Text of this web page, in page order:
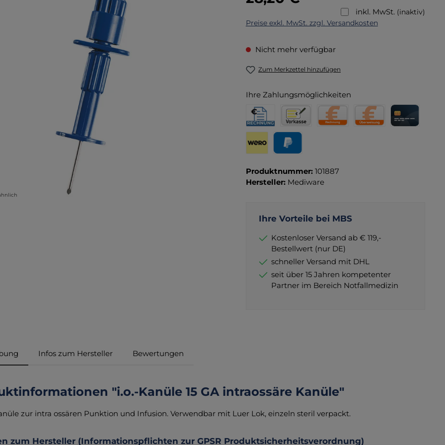
inkl. MwSt. (inaktiv)
Preise exkl. MwSt. zzgl. Versandkosten
Nicht mehr verfügbar
Zum Merkzettel hinzufügen
Ihre Zahlungsmöglichkeiten
Rechnung für Behörden
Vorkasse
Produktnummer: 101887
Hersteller: Mediware
Ihre Vorteile bei MBS
Kostenloser Versand ab € 119,-
Bestellwert (nur DE)
schneller Versand mit DHL
seit über 15 Jahren kompetenter
Partner im Bereich Notfallmedizin
Infos zum Hersteller Bewertungen
"i.o.-Kanüle 15 GA intraossäre Kanüle"
zur intra ossären Punktion und Infusion. Verwendbar mit Luer Lok, einzeln steril verpackt.
zum Hersteller (Informationspflichten zur GPSR Produktsicherheitsverordnung)